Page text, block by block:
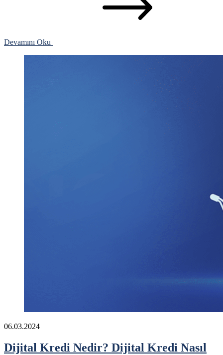
Devamını Oku
06.03.2024
Dijital Kredi Nedir? Dijital Kredi Nasıl